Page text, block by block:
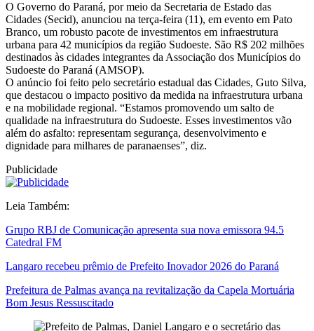
O Governo do Paraná, por meio da Secretaria de Estado das
Cidades (Secid), anunciou na terça-feira (11), em evento em Pato
Branco, um robusto pacote de investimentos em infraestrutura
urbana para 42 municípios da região Sudoeste. São R$ 202 milhões
destinados às cidades integrantes da Associação dos Municípios do
Sudoeste do Paraná (AMSOP).
O anúncio foi feito pelo secretário estadual das Cidades, Guto Silva,
que destacou o impacto positivo da medida na infraestrutura urbana
e na mobilidade regional. “Estamos promovendo um salto de
qualidade na infraestrutura do Sudoeste. Esses investimentos vão
além do asfalto: representam segurança, desenvolvimento e
dignidade para milhares de paranaenses”, diz.
Publicidade
Leia Também:
Grupo RBJ de Comunicação apresenta sua nova emissora 94.5
Catedral FM
Langaro recebeu prêmio de Prefeito Inovador 2026 do Paraná
Prefeitura de Palmas avança na revitalização da Capela Mortuária
Bom Jesus Ressuscitado